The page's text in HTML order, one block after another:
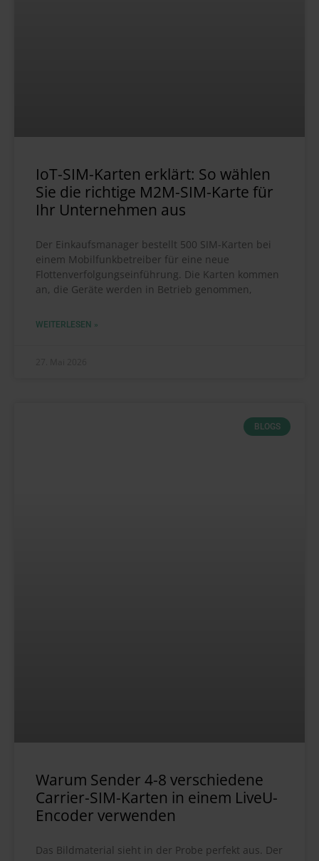
IoT-SIM-Karten erklärt: So wählen
Sie die richtige M2M-SIM-Karte für
Ihr Unternehmen aus
Der Einkaufsmanager bestellt 500 SIM-Karten bei
einem Mobilfunkbetreiber für eine neue
Flottenverfolgungseinführung. Die Karten kommen
an, die Geräte werden in Betrieb genommen,
WEITERLESEN »
BLOGS
Warum Sender 4-8 verschiedene
Carrier-SIM-Karten in einem LiveU-
Encoder verwenden
Das Bildmaterial sieht in der Probe perfekt aus. Der